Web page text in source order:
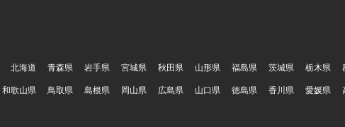
北海道 青森県 岩手県 宮城県 秋田県 山形県 福島県 茨城県 栃木県
和歌山県 鳥取県 島根県 岡山県 広島県 山口県 徳島県 香川県 愛媛県